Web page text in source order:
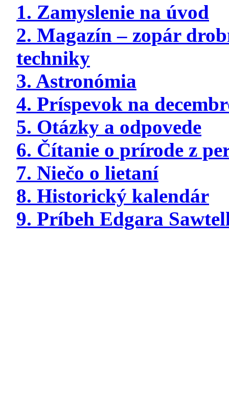
1. Zamyslenie na úvod
2. Magazín – zopár
techniky
3. Astronómia
4. Príspevok na
5. Otázky a odpovede
6. Čítanie o prírode z
7. Niečo o lietaní
8. Historický kalendár
9. Príbeh Edgara